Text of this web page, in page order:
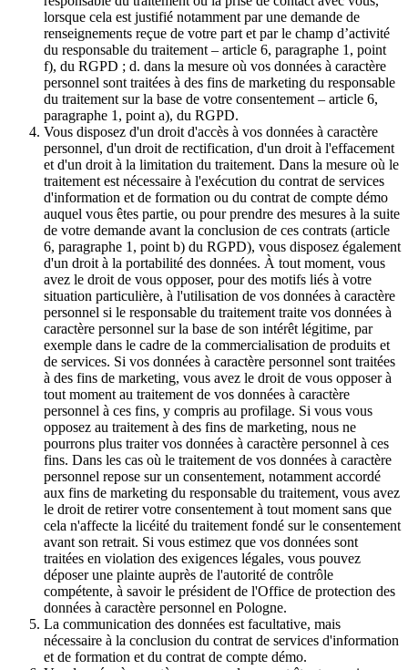
lorsque cela est justifié notamment par une demande de
renseignements reçue de votre part et par le champ d’activité
du responsable du traitement – article 6, paragraphe 1, point
f), du RGPD ; d. dans la mesure où vos données à caractère
personnel sont traitées à des fins de marketing du responsable
du traitement sur la base de votre consentement – article 6,
paragraphe 1, point a), du RGPD.
Vous disposez d'un droit d'accès à vos données à caractère
personnel, d'un droit de rectification, d'un droit à l'effacement
et d'un droit à la limitation du traitement. Dans la mesure où le
traitement est nécessaire à l'exécution du contrat de services
d'information et de formation ou du contrat de compte démo
auquel vous êtes partie, ou pour prendre des mesures à la suite
de votre demande avant la conclusion de ces contrats (article
6, paragraphe 1, point b) du RGPD), vous disposez également
d'un droit à la portabilité des données. À tout moment, vous
avez le droit de vous opposer, pour des motifs liés à votre
situation particulière, à l'utilisation de vos données à caractère
personnel si le responsable du traitement traite vos données à
caractère personnel sur la base de son intérêt légitime, par
exemple dans le cadre de la commercialisation de produits et
de services. Si vos données à caractère personnel sont traitées
à des fins de marketing, vous avez le droit de vous opposer à
tout moment au traitement de vos données à caractère
personnel à ces fins, y compris au profilage. Si vous vous
opposez au traitement à des fins de marketing, nous ne
pourrons plus traiter vos données à caractère personnel à ces
fins. Dans les cas où le traitement de vos données à caractère
personnel repose sur un consentement, notamment accordé
aux fins de marketing du responsable du traitement, vous avez
le droit de retirer votre consentement à tout moment sans que
cela n'affecte la licéité du traitement fondé sur le consentement
avant son retrait. Si vous estimez que vos données sont
traitées en violation des exigences légales, vous pouvez
déposer une plainte auprès de l'autorité de contrôle
compétente, à savoir le président de l'Office de protection des
données à caractère personnel en Pologne.
La communication des données est facultative, mais
nécessaire à la conclusion du contrat de services d'information
et de formation et du contrat de compte démo.